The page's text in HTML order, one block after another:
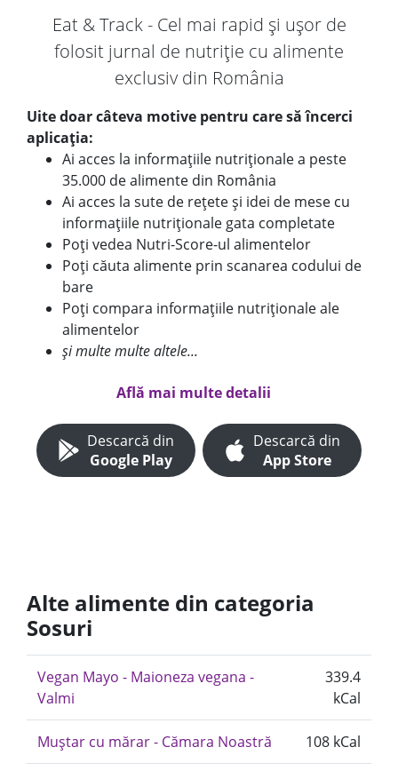
Eat & Track - Cel mai rapid și ușor de
folosit jurnal de nutriție cu alimente
exclusiv din România
Uite doar câteva motive pentru care să încerci
aplicația:
Ai acces la informațiile nutriționale a peste
35.000 de alimente din România
Ai acces la sute de rețete și idei de mese cu
informațiile nutriționale gata completate
Poți vedea Nutri-Score-ul alimentelor
Poți căuta alimente prin scanarea codului de
bare
Poți compara informațiile nutriționale ale
alimentelor
și multe multe altele...
Află mai multe detalii
Descarcă din
Google Play
Descarcă din
App Store
Alte alimente din categoria
Sosuri
Vegan Mayo - Maioneza vegana -
Valmi
339.4
kCal
Muștar cu mărar - Cămara Noastră 108 kCal